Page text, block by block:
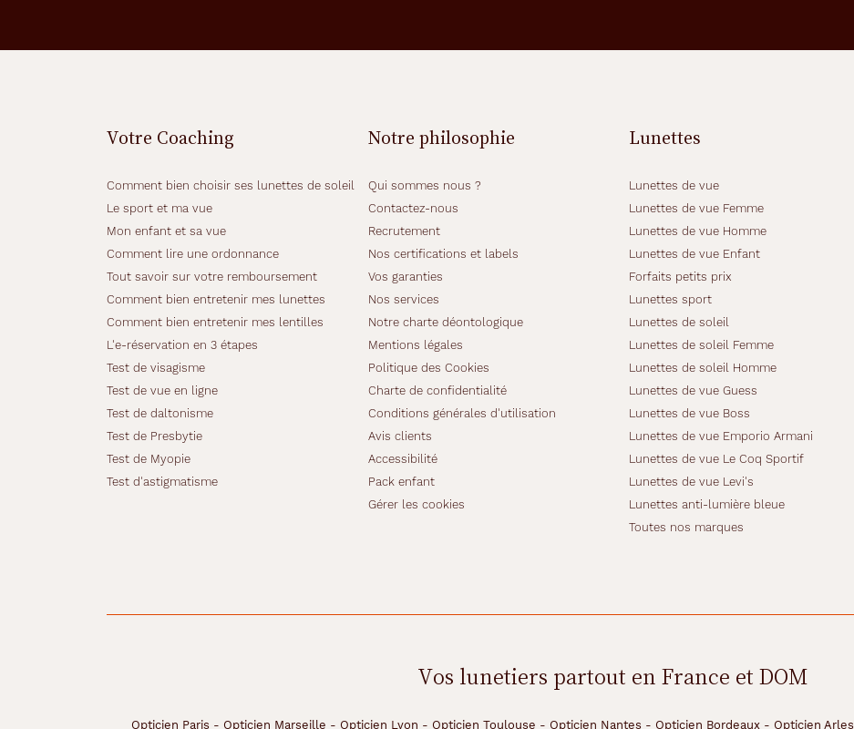
Votre Coaching
Comment bien choisir ses lunettes de soleil
Le sport et ma vue
Mon enfant et sa vue
Comment lire une ordonnance
Tout savoir sur votre remboursement
Comment bien entretenir mes lunettes
Comment bien entretenir mes lentilles
L'e-réservation en 3 étapes
Test de visagisme
Test de vue en ligne
Test de daltonisme
Test de Presbytie
Test de Myopie
Test d'astigmatisme
Notre philosophie
Qui sommes nous ?
Contactez-nous
Recrutement
Nos certifications et labels
Vos garanties
Nos services
Notre charte déontologique
Mentions légales
Politique des Cookies
Charte de confidentialité
Conditions générales d'utilisation
Avis clients
Accessibilité
Pack enfant
Gérer les cookies
Lunettes
Lunettes de vue
Lunettes de vue Femme
Lunettes de vue Homme
Lunettes de vue Enfant
Forfaits petits prix
Lunettes sport
Lunettes de soleil
Lunettes de soleil Femme
Lunettes de soleil Homme
Lunettes de vue Guess
Lunettes de vue Boss
Lunettes de vue Emporio Armani
Lunettes de vue Le Coq Sportif
Lunettes de vue Levi's
Lunettes anti-lumière bleue
Toutes nos marques
Vos lunetiers partout en France et DOM
Opticien Paris - Opticien Marseille - Opticien Lyon - Opticien Toulouse - Opticien Nantes - Opticien Bordeaux - Opticien Arles